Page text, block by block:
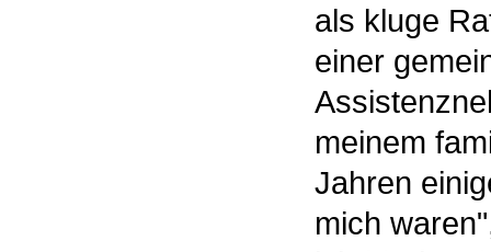
als kluge
einer
meinem
Jahren
mich